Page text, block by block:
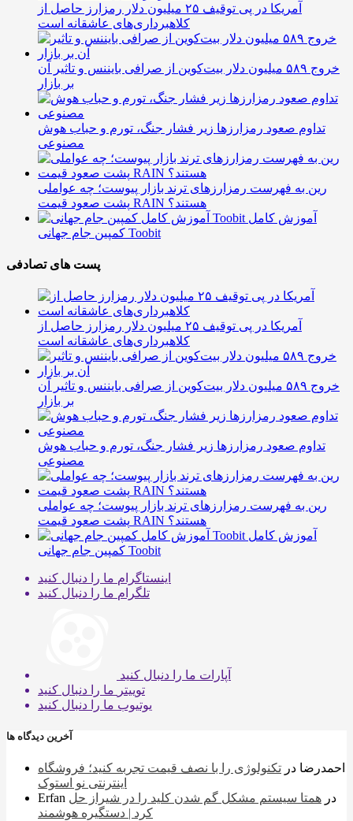
آمریکا در پی توقیف ۲۵ میلیون دلار رمزارز حاصل از
کلاهبرداری‌های عاشقانه است
خروج ۵۸۹ میلیون دلار بیت‌کوین از صرافی بایننس و تاثیر آن
بر بازار
تداوم صعود رمزارزها زیر فشار جنگ، تورم و حباب هوش
مصنوعی
رین به فهرست رمزارزهای ترند بازار پیوست؛ چه عواملی
پشت صعود قیمت RAIN هستند؟
آموزش کامل
کمپین جام جهانی Toobit
پست های تصادفی
آمریکا در پی توقیف ۲۵ میلیون دلار رمزارز حاصل از
کلاهبرداری‌های عاشقانه است
خروج ۵۸۹ میلیون دلار بیت‌کوین از صرافی بایننس و تاثیر آن
بر بازار
تداوم صعود رمزارزها زیر فشار جنگ، تورم و حباب هوش
مصنوعی
رین به فهرست رمزارزهای ترند بازار پیوست؛ چه عواملی
پشت صعود قیمت RAIN هستند؟
آموزش کامل
کمپین جام جهانی Toobit
اینستاگرام ما را دنبال کنید
تلگرام ما را دنبال کنید
آپارات ما را دنبال کنید
توییتر ما را دنبال کنید
یوتیوب ما را دنبال کنید
آخرین دیدگاه ها
احمدرضا در تکنولوژی را با نصف قیمت تجربه کنید؛ فروشگاه
اینترنتی نو استوک
Erfan
در همتا سیستم مشکل گم شدن کلید را در شیراز حل
کرد | دستگیره هوشمند